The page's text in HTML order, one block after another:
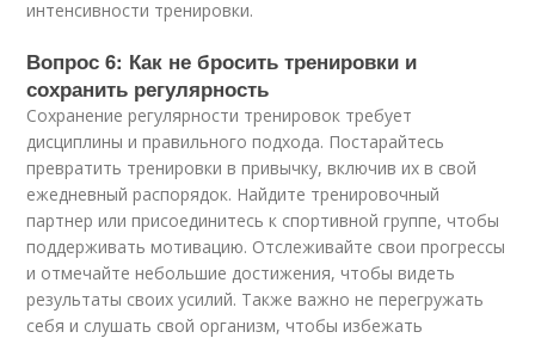
интенсивности тренировки.
Вопрос 6: Как не бросить тренировки и
сохранить регулярность
Сохранение регулярности тренировок требует
дисциплины и правильного подхода. Постарайтесь
превратить тренировки в привычку, включив их в свой
ежедневный распорядок. Найдите тренировочный
партнер или присоединитесь к спортивной группе, чтобы
поддерживать мотивацию. Отслеживайте свои прогрессы
и отмечайте небольшие достижения, чтобы видеть
результаты своих усилий. Также важно не перегружать
себя и слушать свой организм, чтобы избежать